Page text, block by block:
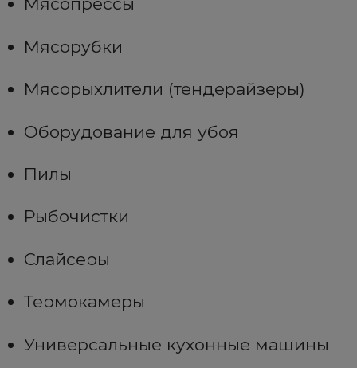
Мясорубки
Мясорыхлители (тендерайзеры)
Оборудование для убоя
Пилы
Рыбочистки
Слайсеры
Термокамеры
Универсальные кухонные машины